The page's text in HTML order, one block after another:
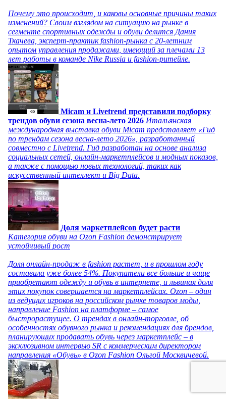
Почему это происходит, и каковы основные причины таких
изменений? Своим взглядом на ситуацию на рынке в
сегменте спортивных одежды и обуви делится Дания
Ткачева, эксперт-практик fashion-рынка с 20-летним
опытом управления продажами, имеющий за плечами 13
лет работы в команде Nike Russia и fashion-ритейле.
Micam и Livetrend представили подборку
трендов обуви сезона весна-лето 2026 Итальянская
международная выставка обуви Micam представляет «Гид
по трендам сезона весна-лето 2026», разработанный
совместно с Livetrend. Гид разработан на основе анализа
социальных сетей, онлайн-маркетплейсов и модных показов,
а также с помощью новых технологий, таких как
искусственный интеллект и Big Data.
Доля маркетплейсов будет расти
Категория обуви на Ozon Fashion демонстрирует
устойчивый рост
Доля онлайн-продаж в fashion растет, и в прошлом году
составила уже более 54%. Покупатели все больше и чаще
приобретают одежду и обувь в интернете, и львиная доля
этих покупок совершается на маркетплейсах. Ozon – один
из ведущих игроков на российском рынке товаров моды,
направление Fashion на платформе – самое
быстрорастущее. О трендах в онлайн-торговле, об
особенностях обувного рынка и рекомендациях для брендов,
планирующих продавать обувь через маркетплейс – в
эксклюзивном интервью SR с коммерческим директором
направления «Обувь» в Ozon Fashion Ольгой Москвичевой.